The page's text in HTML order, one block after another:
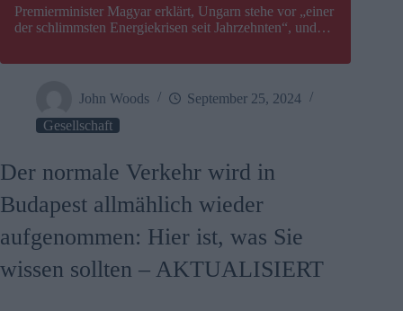
Premierminister Magyar erklärt, Ungarn stehe vor „einer
der schlimmsten Energiekrisen seit Jahrzehnten“, und
John Woods
September 25, 2024
Gesellschaft
Der normale Verkehr wird in
Budapest allmählich wieder
aufgenommen: Hier ist, was Sie
wissen sollten – AKTUALISIERT